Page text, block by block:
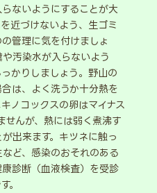
ないようにすることが大
近づけないよう、生ゴミ
管理に気を付けましょ
汚染水が入らないよう
かりしましょう。野山の
は、よく洗うか十分熱を
ノコックスの卵はマイナス
んが、熱には弱く煮沸す
出来ます。キツネに触っ
ど、感染のおそれのある
診断（血液検査）を受診
。